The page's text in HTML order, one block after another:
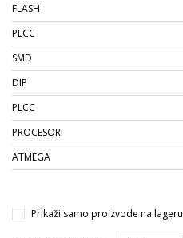
FLASH
PLCC
SMD
DIP
PLCC
PROCESORI
ATMEGA
Prikaži samo proizvode na lageru